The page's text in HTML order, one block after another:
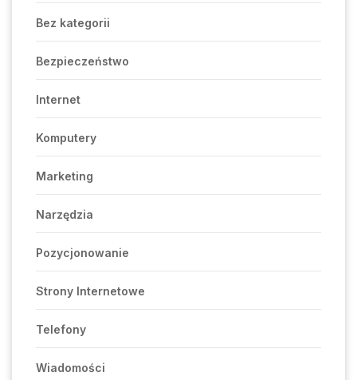
Bez kategorii
Bezpieczeństwo
Internet
Komputery
Marketing
Narzędzia
Pozycjonowanie
Strony Internetowe
Telefony
Wiadomości